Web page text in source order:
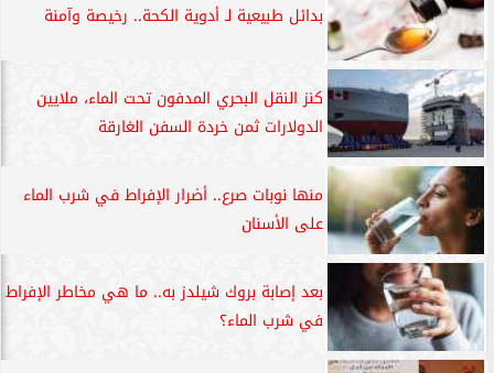
بدائل طبيعية لـ أدوية الكحة.. رخيصة وآمنة
كنز النقل البحري المدفون تحت الماء، ملايين
الدولارات ثمن خردة السفن الغارقة
منها نوبات صرع.. أضرار الإفراط في شرب الماء
على الأسنان
بعد إصابة بروك شيلدز به.. ما هي مخاطر الإفراط
في شرب الماء؟